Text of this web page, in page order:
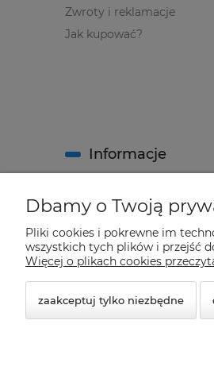
Zwroty i reklamacje
Jak kupować?
Informacje
Polityka prywatności
System Rabatowy sklepu
"Climatools"
Dbamy o Twoją
Pliki cookies i pokrewne im
wszystkich tych plików i przejść
Więcej o plikach cookies
zaakceptuj tylko niezbędne